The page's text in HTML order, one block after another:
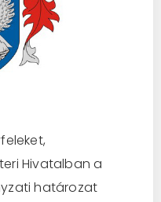
Hivatalban a
határozat